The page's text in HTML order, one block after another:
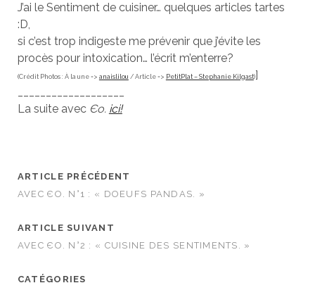
J’ai le Sentiment de cuisiner… quelques articles tartes
:D,
si c’est trop indigeste me prévenir que j’évite les
procès pour intoxication… l’écrit m’enterre?
(Crédit Photos : À la une => anaislilou / Article => PetitPlat – Stephanie Kilgast)]
La suite avec Єo. ici!
ARTICLE PRÉCÉDENT
AVEC ЄO. N°1 : « DOEUFS PANDAS. »
ARTICLE SUIVANT
AVEC ЄO. N°2 : « CUISINE DES SENTIMENTS. »
CATÉGORIES